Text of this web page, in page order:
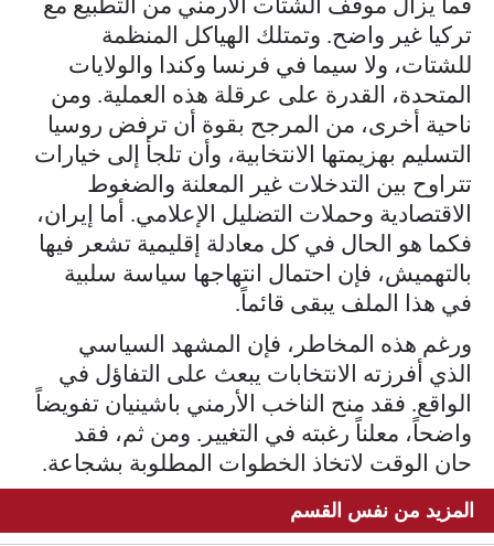
فما يزال موقف الشتات الأرمني من التطبيع مع
تركيا غير واضح. وتمتلك الهياكل المنظمة
للشتات، ولا سيما في فرنسا وكندا والولايات
المتحدة، القدرة على عرقلة هذه العملية. ومن
ناحية أخرى، من المرجح بقوة أن ترفض روسيا
التسليم بهزيمتها الانتخابية، وأن تلجأ إلى خيارات
تتراوح بين التدخلات غير المعلنة والضغوط
الاقتصادية وحملات التضليل الإعلامي. أما إيران،
فكما هو الحال في كل معادلة إقليمية تشعر فيها
بالتهميش، فإن احتمال انتهاجها سياسة سلبية
في هذا الملف يبقى قائماً.
ورغم هذه المخاطر، فإن المشهد السياسي
الذي أفرزته الانتخابات يبعث على التفاؤل في
الواقع. فقد منح الناخب الأرمني باشينيان تفويضاً
واضحاً، معلناً رغبته في التغيير. ومن ثم، فقد
حان الوقت لاتخاذ الخطوات المطلوبة بشجاعة.
المزيد من نفس القسم